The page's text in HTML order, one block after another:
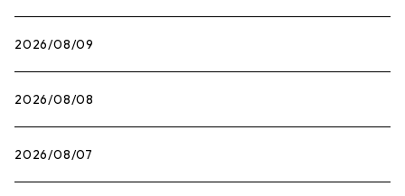
2026/08/09
2026/08/08
2026/08/07